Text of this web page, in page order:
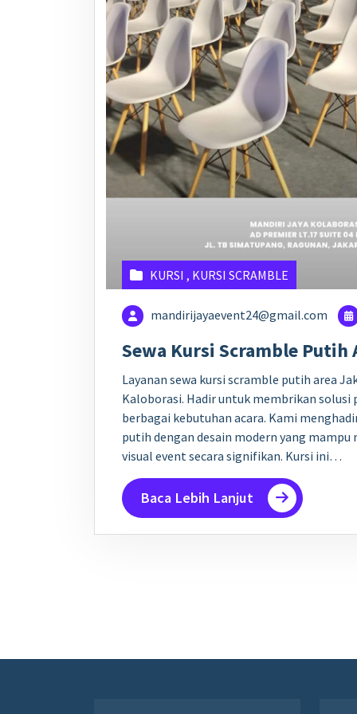
KURSI , KURSI SCRAMBLE
mandirijayaevent24@gmail.com
Sewa Kursi Scramble Putih
Layanan sewa kursi scramble putih area
Kaloborasi. Hadir untuk membrikan solusi
berbagai kebutuhan acara. Kami
putih dengan desain modern yang
visual event secara signifikan. Kursi ini…
Baca Lebih Lanjut